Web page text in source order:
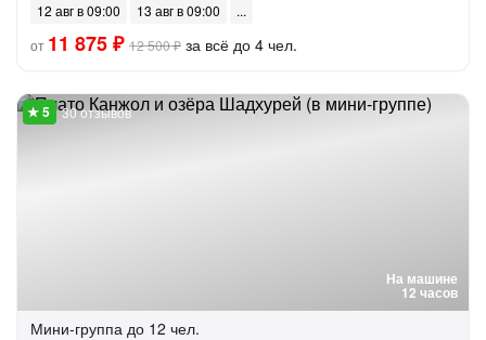
12 авг в 09:00
13 авг в 09:00
от 11 875 ₽ 12 500 ₽ за всё до 4 чел.
На машине
12 часов
30 отзывов
Мини-группа до 12 чел.